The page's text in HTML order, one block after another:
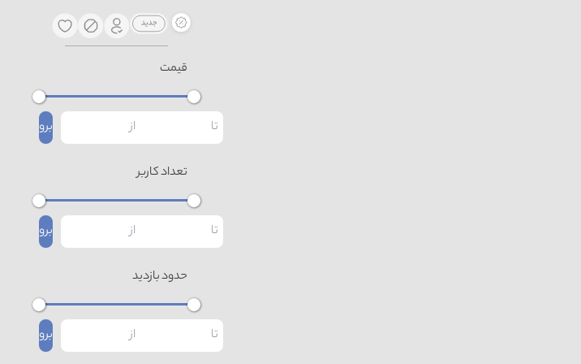
قیمت
برو
تعداد کاربر
برو
حدود بازدید
برو